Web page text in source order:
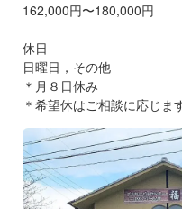
162,000円〜180,000円
休日
日曜日，その他
＊月８日休み
＊希望休はご相談に応じま